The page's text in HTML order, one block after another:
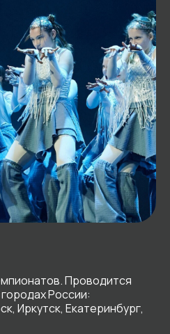
Проводится
России:
Иркутск, Екатеринбург,